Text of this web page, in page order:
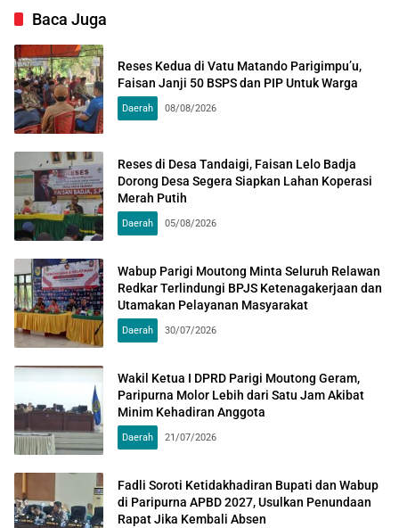
Baca Juga
Reses Kedua di Vatu Matando Parigimpu’u,
Faisan Janji 50 BSPS dan PIP Untuk Warga
Daerah 08/08/2026
Reses di Desa Tandaigi, Faisan Lelo Badja
Dorong Desa Segera Siapkan Lahan Koperasi
Merah Putih
Daerah 05/08/2026
Wabup Parigi Moutong Minta Seluruh Relawan
Redkar Terlindungi BPJS Ketenagakerjaan dan
Utamakan Pelayanan Masyarakat
Daerah 30/07/2026
Wakil Ketua I DPRD Parigi Moutong Geram,
Paripurna Molor Lebih dari Satu Jam Akibat
Minim Kehadiran Anggota
Daerah 21/07/2026
Fadli Soroti Ketidakhadiran Bupati dan Wabup
di Paripurna APBD 2027, Usulkan Penundaan
Rapat Jika Kembali Absen